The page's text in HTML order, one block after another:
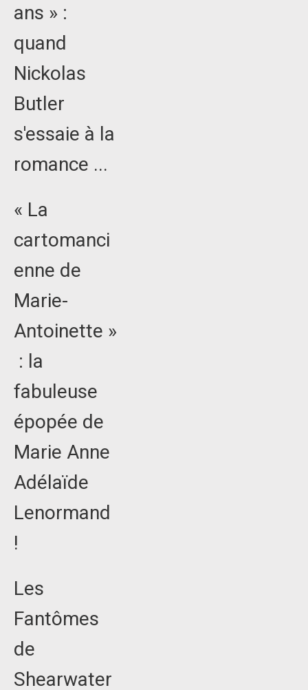
ans » :
quand
Nickolas
Butler
s'essaie à la
romance ...
« La
cartomanci
enne de
Marie-
Antoinette »
: la
fabuleuse
épopée de
Marie Anne
Adélaïde
Lenormand
!
Les
Fantômes
de
Shearwater